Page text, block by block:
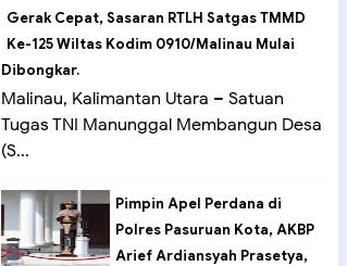
Gerak Cepat, Sasaran RTLH Satgas TMMD
Ke-125 Wiltas Kodim 0910/Malinau Mulai
Dibongkar.
Malinau, Kalimantan Utara – Satuan
Tugas TNI Manunggal Membangun Desa
(S...
Pimpin Apel Perdana di
Polres Pasuruan Kota, AKBP
Arief Ardiansyah Prasetya,